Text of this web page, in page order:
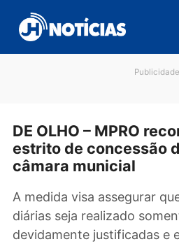
para
conteúdo
DE OLHO – MPRO
estrito de
A medida visa assegurar
diárias seja realizado